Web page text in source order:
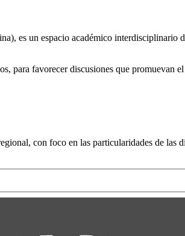
es un espacio académico interdisciplinario
para favorecer discusiones que promuevan
con foco en las particularidades de las